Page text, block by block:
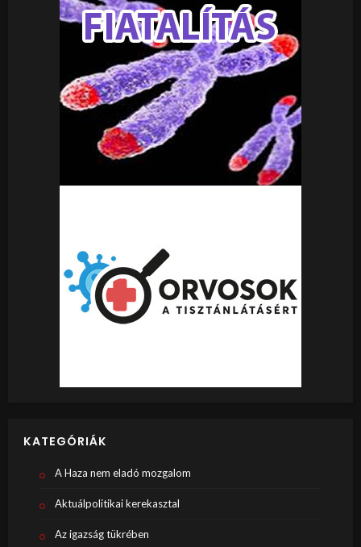
KATEGÓRIÁK
A Haza nem eladó mozgalom
Aktuálpolitikai kerekasztal
Az igazság tükrében